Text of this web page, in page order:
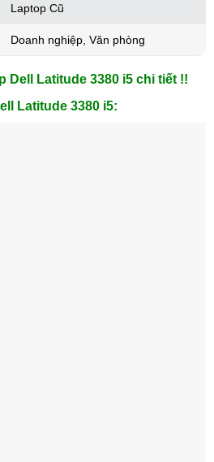
Laptop Cũ
Doanh nghiệp, Văn phòng
Dell Latitude 3380 i5 chi tiết !!
Latitude 3380 i5: